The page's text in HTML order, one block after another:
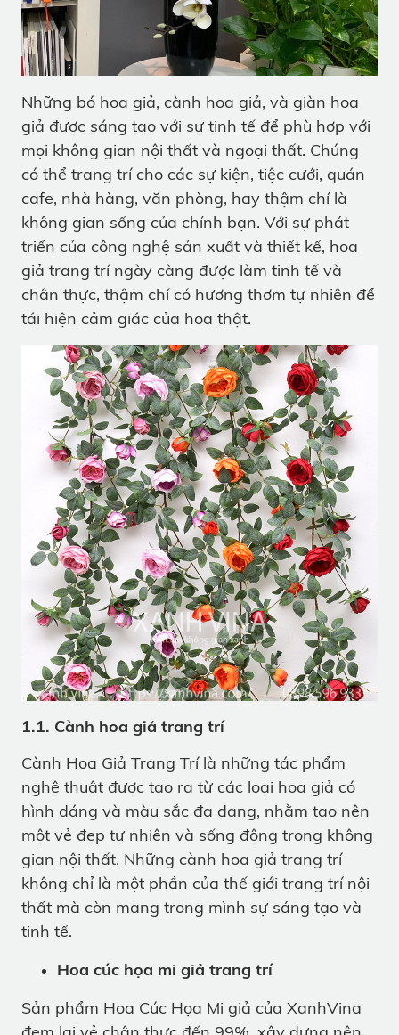
Những bó hoa giả, cành hoa giả, và giàn hoa
giả được sáng tạo với sự tinh tế để phù hợp với
mọi không gian nội thất và ngoại thất. Chúng
có thể trang trí cho các sự kiện, tiệc cưới, quán
cafe, nhà hàng, văn phòng, hay thậm chí là
không gian sống của chính bạn. Với sự phát
triển của công nghệ sản xuất và thiết kế, hoa
giả trang trí ngày càng được làm tinh tế và
chân thực, thậm chí có hương thơm tự nhiên để
tái hiện cảm giác của hoa thật.
1.1. Cành hoa giả trang trí
Cành Hoa Giả Trang Trí là những tác phẩm
nghệ thuật được tạo ra từ các loại hoa giả có
hình dáng và màu sắc đa dạng, nhằm tạo nên
một vẻ đẹp tự nhiên và sống động trong không
gian nội thất. Những cành hoa giả trang trí
không chỉ là một phần của thế giới trang trí nội
thất mà còn mang trong mình sự sáng tạo và
tinh tế.
Hoa cúc họa mi giả trang trí
Sản phẩm Hoa Cúc Họa Mi giả của XanhVina